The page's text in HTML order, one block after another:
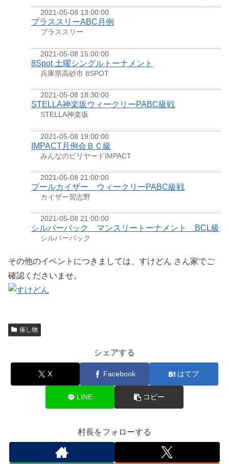
2021-05-08 13:00:00
プラススリーABC月例
プラススリー
2021-05-08 15:00:00
8Spot 土曜シングルトーナメント
兵庫県高砂市 8SPOT
2021-05-08 18:30:00
STELLA神楽坂ウィークリーPABC級戦
STELLA神楽坂
2021-05-08 19:00:00
IMPACT月例会ＢＣ級
みんなのビリヤードIMPACT
2021-05-08 21:00:00
プールカイザー ウィークリーPABC級戦
カイザー習志野
2021-05-08 21:00:00
シルバーバック マンスリートーナメント BCL級
シルバーバック
その他のイベントにつきましては、すけどん さん家でご
確認くださいませ。
催し物
シェアする
X Facebook はてブ
LINE コピー
村長をフォローする